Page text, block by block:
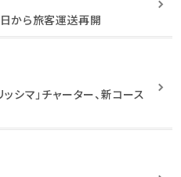
から旅客運送再開
シマ」チャーター、新コース